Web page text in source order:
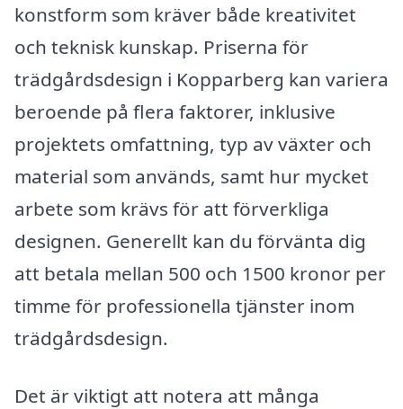
konstform som kräver både kreativitet
och teknisk kunskap. Priserna för
trädgårdsdesign i Kopparberg kan variera
beroende på flera faktorer, inklusive
projektets omfattning, typ av växter och
material som används, samt hur mycket
arbete som krävs för att förverkliga
designen. Generellt kan du förvänta dig
att betala mellan 500 och 1500 kronor per
timme för professionella tjänster inom
trädgårdsdesign.
Det är viktigt att notera att många